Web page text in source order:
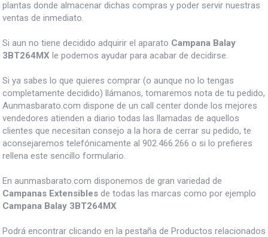
plantas donde almacenar dichas compras y poder servir nuestras
ventas de inmediato.
Si aun no tiene decidido adquirir el aparato Campana Balay
3BT264MX le podemos ayudar para acabar de decidirse.
Si ya sabes lo que quieres comprar (o aunque no lo tengas
completamente decidido) llámanos, tomaremos nota de tu pedido,
Aunmasbarato.com dispone de un call center donde los mejores
vendedores atienden a diario todas las llamadas de aquellos
clientes que necesitan consejo a la hora de cerrar su pedido, te
aconsejaremos telefónicamente al 902.466.266 o si lo prefieres
rellena este sencillo formulario.
En aunmasbarato.com disponemos de gran variedad de
Campanas Extensibles de todas las marcas como por ejemplo
Campana Balay 3BT264MX
Podrá encontrar clicando en la pestaña de Productos relacionados